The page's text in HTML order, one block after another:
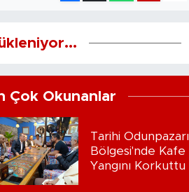
Çok Okunanlar
Tarihi Odunpazarı
Bölgesi'nde Kafe
Yangını Korkuttu